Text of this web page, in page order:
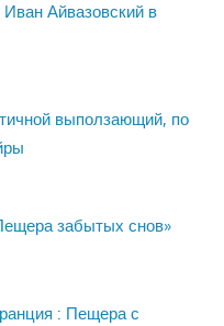
Айвазовский в
выползающий, по
забытых снов»
: Пещера с